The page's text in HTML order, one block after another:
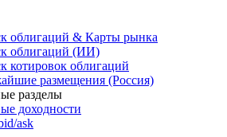
облигаций & Карты рынка
облигаций (ИИ)
котировок облигаций
размещения (Россия)
разделы
доходности
ask